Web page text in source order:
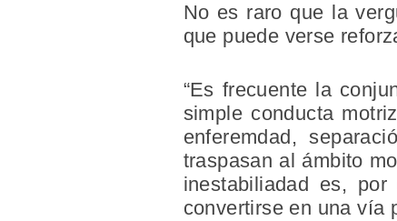
No es raro que la
que puede verse
“Es frecuente la
simple conducta
enferemdad,
traspasan al ámbito
inestabiliadad es,
convertirse en una vía